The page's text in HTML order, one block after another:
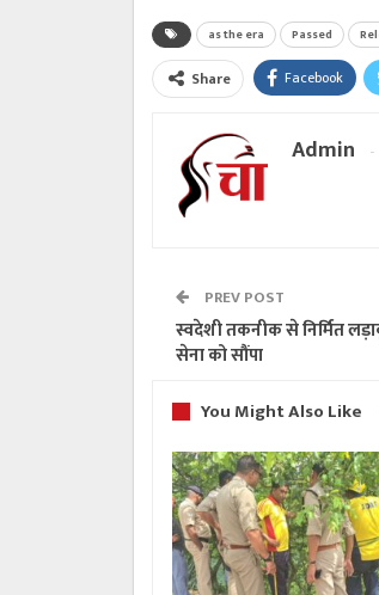
as the era Passed
Share Facebook
Admin
PREV POST
स्वदेशी तकनीक से निर्मित
सेना को सौंपा
You Might Also Like